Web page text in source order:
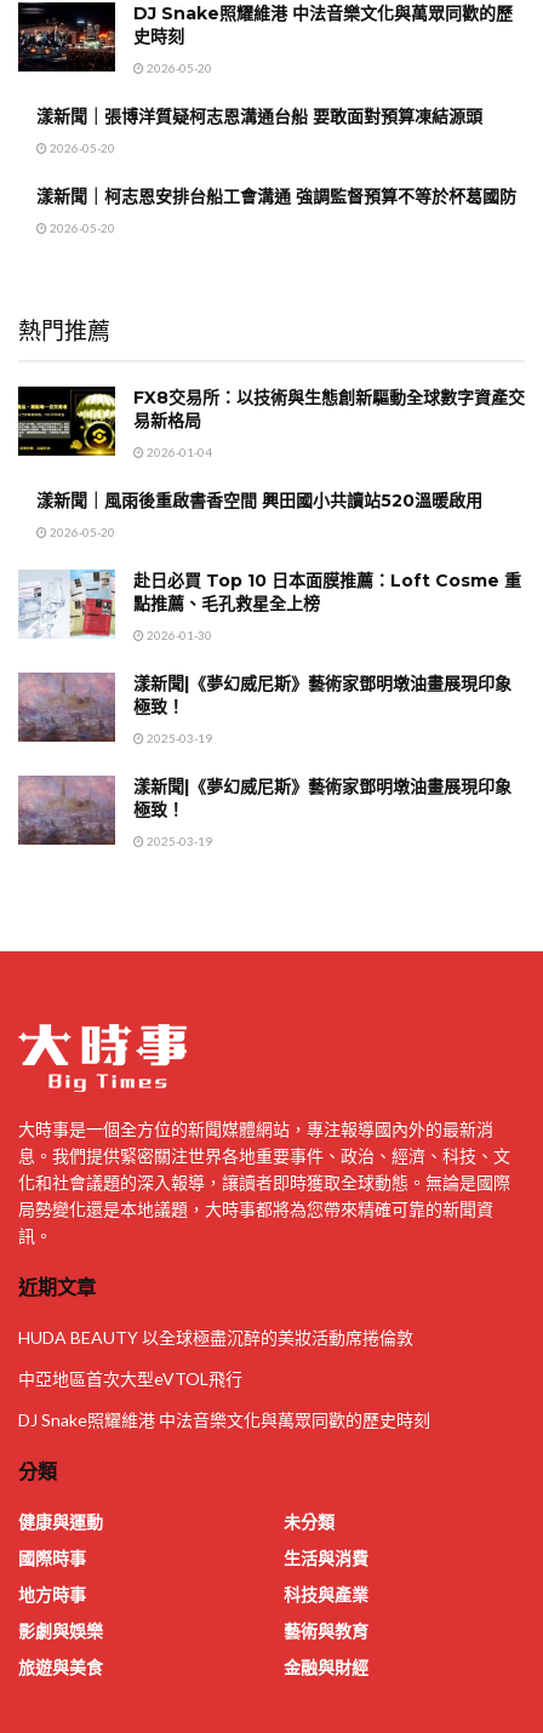
DJ Snake照耀維港 中法音樂文化與萬眾同歡的歷
史時刻
2026-05-20
漾新聞｜張博洋質疑柯志恩溝通台船 要敢面對預算凍結源頭
2026-05-20
漾新聞｜柯志恩安排台船工會溝通 強調監督預算不等於杯葛國防
2026-05-20
熱門推薦
FX8交易所：以技術與生態創新驅動全球數字資產交
易新格局
2026-01-04
漾新聞｜風雨後重啟書香空間 興田國小共讀站520溫暖啟用
2026-05-20
赴日必買 Top 10 日本面膜推薦：Loft Cosme 重
點推薦、毛孔救星全上榜
2026-01-30
漾新聞|《夢幻威尼斯》藝術家鄧明墩油畫展現印象
極致！
2025-03-19
漾新聞|《夢幻威尼斯》藝術家鄧明墩油畫展現印象
極致！
2025-03-19
大時事是一個全方位的新聞媒體網站，專注報導國內外的最新消
息。我們提供緊密關注世界各地重要事件、政治、經濟、科技、文
化和社會議題的深入報導，讓讀者即時獲取全球動態。無論是國際
局勢變化還是本地議題，大時事都將為您帶來精確可靠的新聞資
訊。
近期文章
HUDA BEAUTY 以全球極盡沉醉的美妝活動席捲倫敦
中亞地區首次大型eVTOL飛行
DJ Snake照耀維港 中法音樂文化與萬眾同歡的歷史時刻
分類
健康與運動
國際時事
地方時事
影劇與娛樂
旅遊與美食
未分類
生活與消費
科技與產業
藝術與教育
金融與財經